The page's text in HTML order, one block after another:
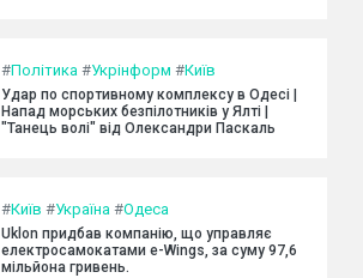
#Політика #Укрінформ #Київ
Удар по спортивному комплексу в Одесі |
Напад морських безпілотників у Ялті |
"Танець волі" від Олександри Паскаль
#Київ #Україна #Одеса
Uklon придбав компанію, що управляє
електросамокатами e-Wings, за суму 97,6
мільйона гривень.